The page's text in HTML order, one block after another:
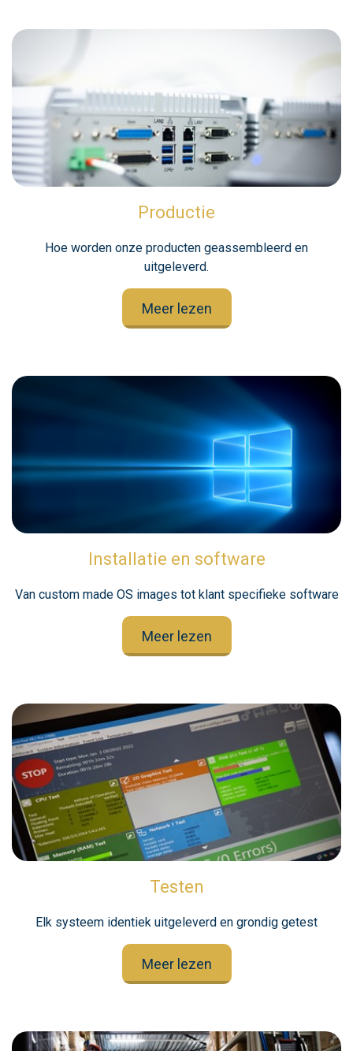
Productie
Hoe worden onze producten geassembleerd en
uitgeleverd.
Meer lezen
Installatie en software
Van custom made OS images tot klant specifieke software
Meer lezen
Testen
Elk systeem identiek uitgeleverd en grondig getest
Meer lezen